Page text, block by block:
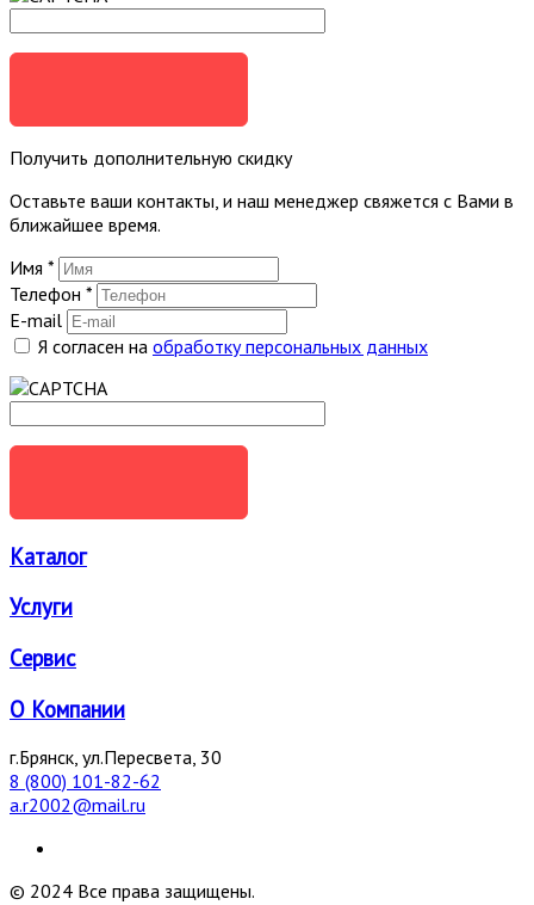
Получить дополнительную скидку
Оставьте ваши контакты, и наш менеджер свяжется с Вами в
ближайшее время.
Имя *
Телефон *
E-mail
Я согласен на обработку персональных данных
Каталог
Услуги
Сервис
О Компании
г.Брянск, ул.Пересвета, 30
8 (800) 101-82-62
a.r2002@mail.ru
© 2024 Все права защищены.